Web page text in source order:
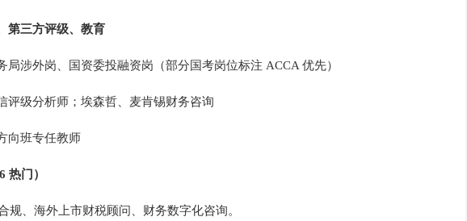
第三方评级、教育
局涉外岗、国资委投融资岗（部分国考岗位标注 ACCA 优先）
评级分析师；埃森哲、麦肯锡财务咨询
向班专任教师
热门）
规、海外上市财税顾问、财务数字化咨询。